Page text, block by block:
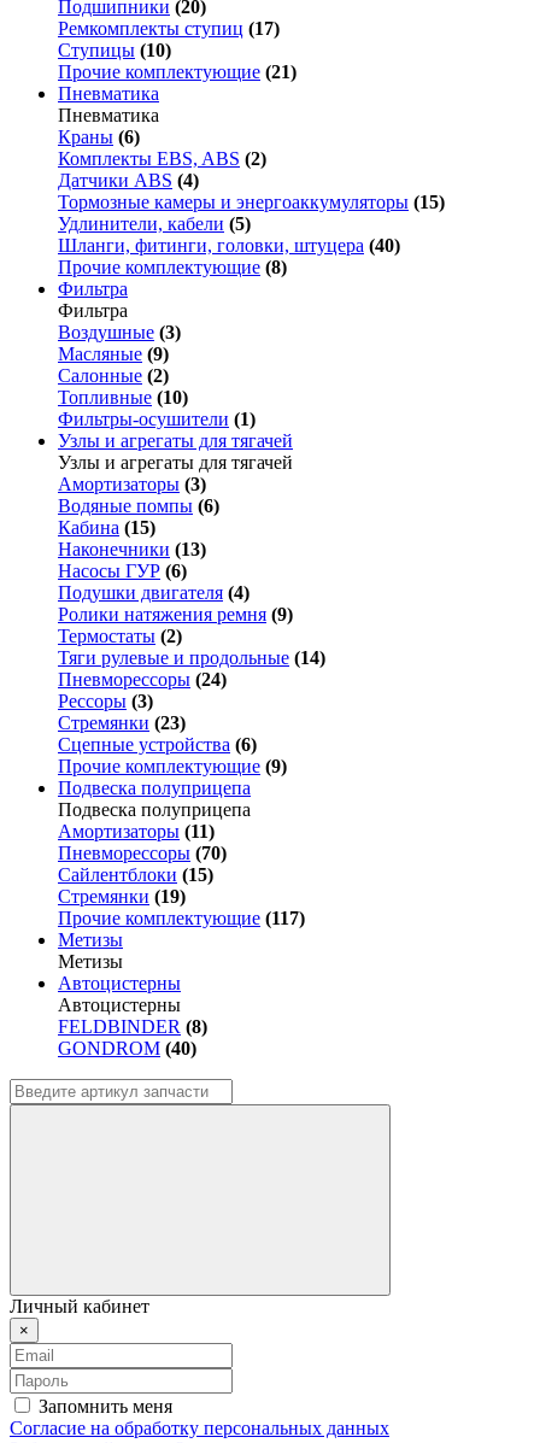
Подшипники (20)
Ремкомплекты ступиц (17)
Ступицы (10)
Прочие комплектующие (21)
Пневматика
Пневматика
Краны (6)
Комплекты EBS, ABS (2)
Датчики ABS (4)
Тормозные камеры и энергоаккумуляторы (15)
Удлинители, кабели (5)
Шланги, фитинги, головки, штуцера (40)
Прочие комплектующие (8)
Фильтра
Фильтра
Воздушные (3)
Масляные (9)
Салонные (2)
Топливные (10)
Фильтры-осушители (1)
Узлы и агрегаты для тягачей
Узлы и агрегаты для тягачей
Амортизаторы (3)
Водяные помпы (6)
Кабина (15)
Наконечники (13)
Насосы ГУР (6)
Подушки двигателя (4)
Ролики натяжения ремня (9)
Термостаты (2)
Тяги рулевые и продольные (14)
Пневморессоры (24)
Рессоры (3)
Стремянки (23)
Сцепные устройства (6)
Прочие комплектующие (9)
Подвеска полуприцепа
Подвеска полуприцепа
Амортизаторы (11)
Пневморессоры (70)
Сайлентблоки (15)
Стремянки (19)
Прочие комплектующие (117)
Метизы
Метизы
Автоцистерны
Автоцистерны
FELDBINDER (8)
GONDROM (40)
Личный кабинет
×
Запомнить меня
Согласие на обработку персональных данных